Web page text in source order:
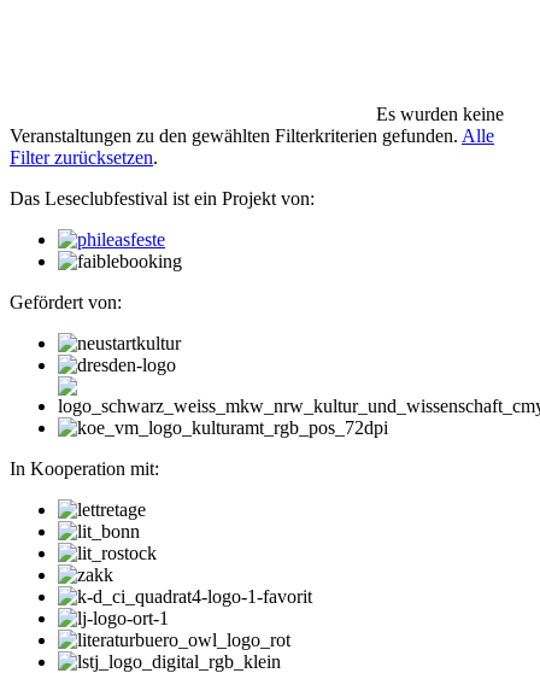
Es wurden keine
Veranstaltungen zu den gewählten Filterkriterien gefunden. Alle
Filter zurücksetzen.
Das Leseclubfestival ist ein Projekt von:
Gefördert von:
In Kooperation mit: